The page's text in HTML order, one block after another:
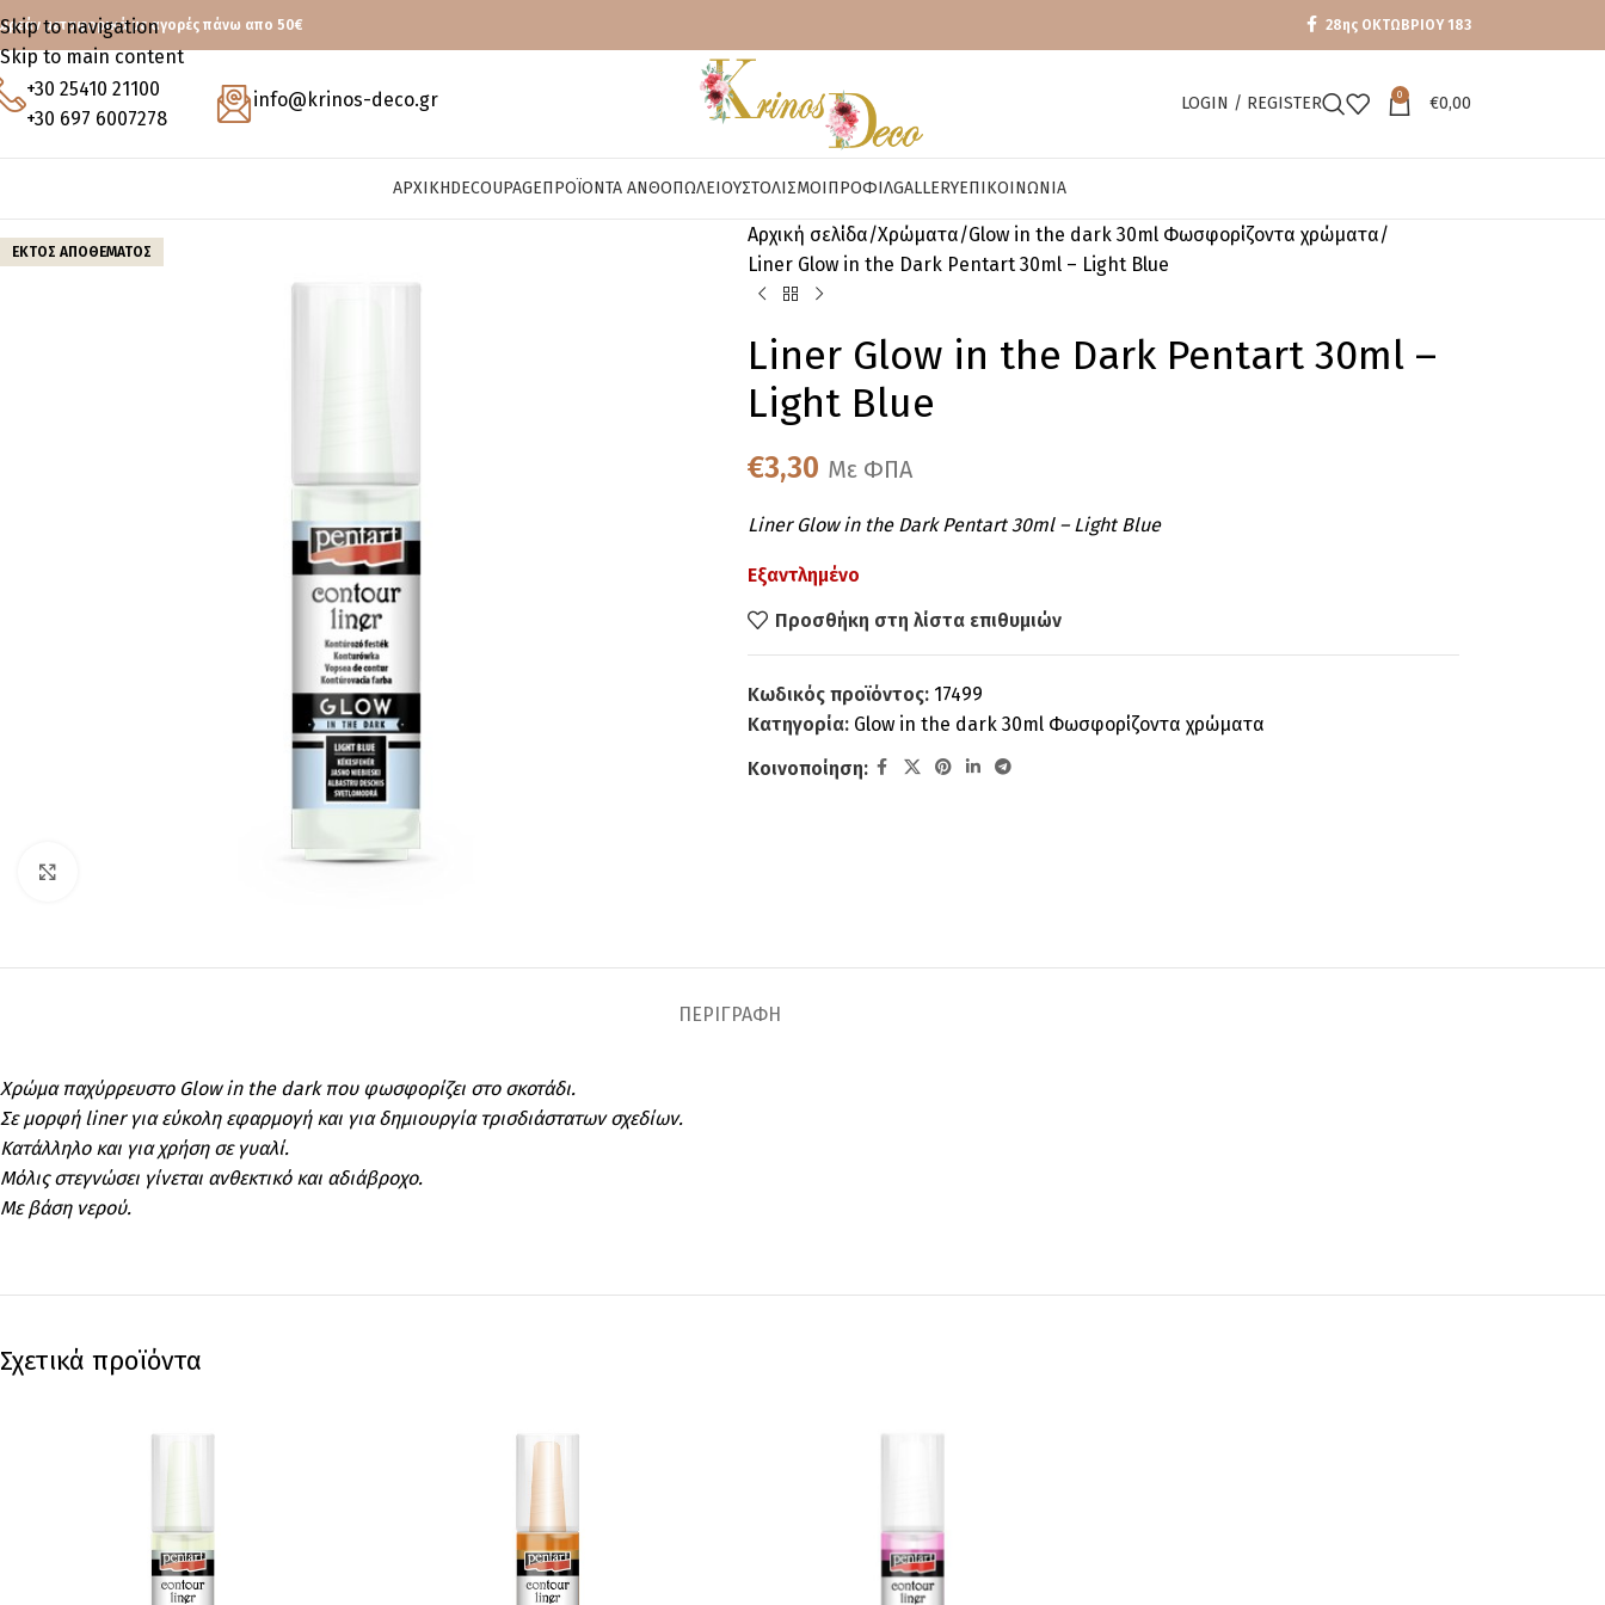
Skip to navigation
Skip to main content
μεταφορικά με αγορές πάνω απο 50€ 28ης ΟΚΤΩΒΡΙΟΥ 183
+30 25410 21100
+30 697 6007278
info@krinos-deco.gr LOGIN / REGISTER 0 €0,00
ΑΡΧΙΚΉDECOUPAGEΠΡΟΪΌΝΤΑ ΑΝΘΟΠΩΛΕΊΟΥΣΤΟΛΙΣΜΟΊΠΡΟΦΊΛGALLERYΕΠΙΚΟΙΝΩΝΊΑ
ΕΚΤΌΣ ΑΠΟΘΈΜΑΤΟΣ
Αρχική σελίδα Χρώματα Glow in the dark 30ml Φωσφορίζοντα χρώματα
Liner Glow in the Dark Pentart 30ml – Light Blue
Liner Glow in the Dark Pentart 30ml –
Light Blue
€3,30 Με ΦΠΑ
Liner Glow in the Dark Pentart 30ml – Light Blue
Εξαντλημένο
Προσθήκη στη λίστα επιθυμιών
Κωδικός προϊόντος: 17499
Κατηγορία: Glow in the dark 30ml Φωσφορίζοντα χρώματα
Κοινοποίηση:
ΠΕΡΙΓΡΑΦΉ
Χρώμα παχύρρευστο Glow in the dark που φωσφορίζει στο σκοτάδι.
Σε μορφή liner για εύκολη εφαρμογή και για δημιουργία τρισδιάστατων σχεδίων.
Κατάλληλο και για χρήση σε γυαλί.
Μόλις στεγνώσει γίνεται ανθεκτικό και αδιάβροχο.
Με βάση νερού.
Σχετικά προϊόντα